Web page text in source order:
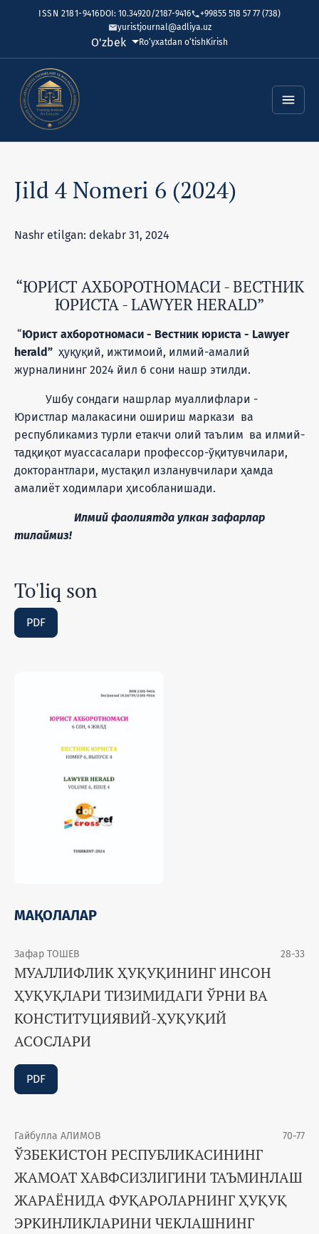
ISSN 2181-9416DOI: 10.34920/2187-9416
+99855 518 57 77 (738)
yuristjournal@adliya.uz
Tilni o'zgartirish. Joriy til:
O'zbek Ro‘yxatdan o‘tish Kirish
Jild 4 Nomeri 6 (2024)
Nashr etilgan: dekabr 31, 2024
“ЮРИСТ АХБОРОТНОМАСИ - ВЕСТНИК
ЮРИСТА - LAWYER HERALD”
“Юрист ахборотномаси - Вестник юриста - Lawyer
herald” ҳуқуқий, ижтимоий, илмий-амалий
журналининг 2024 йил 6 сони нашр этилди.
Ушбу сондаги нашрлар муаллифлари -
Юристлар малакасини ошириш маркази ва
республикамиз турли етакчи олий таълим ва илмий-
тадқиқот муассасалари профессор-ўқитувчилари,
докторантлари, мустақил изланувчилари ҳамда
амалиёт ходимлари ҳисобланишади.
Илмий фаолиятда улкан зафарлар
тилаймиз!
To'liq son
PDF
МАҚОЛАЛАР
Зафар ТОШЕВ 28-33
МУАЛЛИФЛИК ҲУҚУҚИНИНГ ИНСОН
ҲУҚУҚЛАРИ ТИЗИМИДАГИ ЎРНИ ВА
КОНСТИТУЦИЯВИЙ-ҲУҚУҚИЙ
АСОСЛАРИ
PDF
Гайбулла АЛИМОВ 70-77
ЎЗБЕКИСТОН РЕСПУБЛИКАСИНИНГ
ЖАМОАТ ХАВФСИЗЛИГИНИ ТАЪМИНЛАШ
ЖАРАЁНИДА ФУҚАРОЛАРНИНГ ҲУҚУҚ
ЭРКИНЛИКЛАРИНИ ЧЕКЛАШНИНГ